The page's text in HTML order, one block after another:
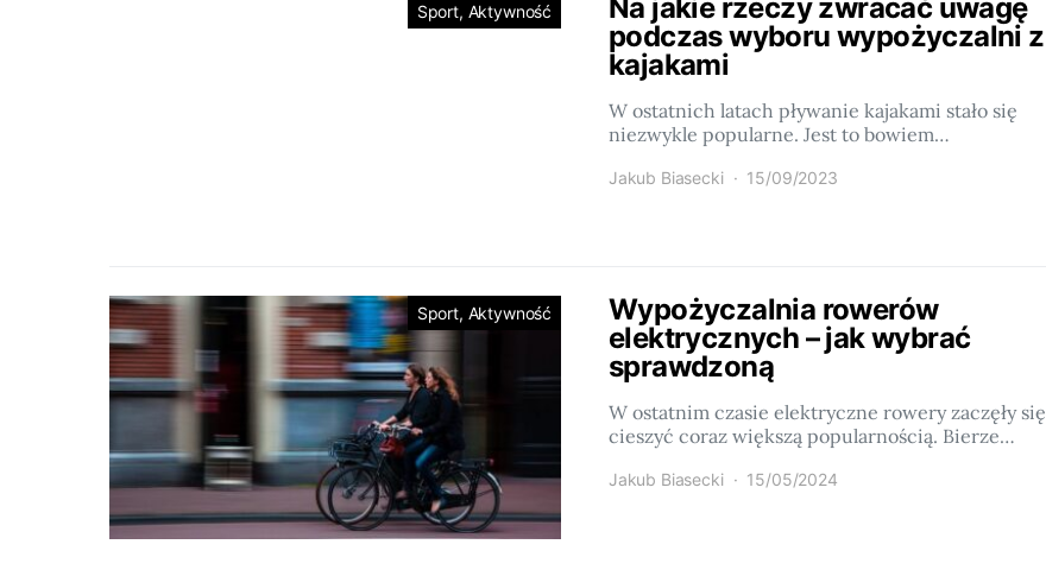
Sport, Aktywność
Na jakie rzeczy zwracać uwagę
podczas wyboru wypożyczalni z
kajakami
W ostatnich latach pływanie kajakami stało się
niezwykle popularne. Jest to bowiem…
Jakub Biasecki 15/09/2023
Sport, Aktywność
Wypożyczalnia rowerów
elektrycznych – jak wybrać
sprawdzoną
W ostatnim czasie elektryczne rowery zaczęły się
cieszyć coraz większą popularnością. Bierze…
Jakub Biasecki 15/05/2024